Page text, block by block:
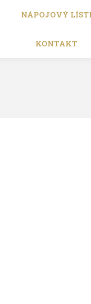
NÁPOJOVÝ
KONTAKT